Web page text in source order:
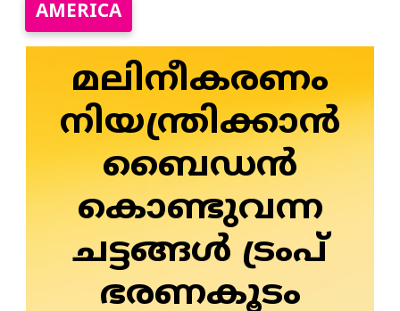
AMERICA
മലിനീകരണം
നിയന്ത്രിക്കാൻ
ബൈഡൻ
കൊണ്ടുവന്ന
ചട്ടങ്ങൾ ട്രംപ്
ഭരണകൂടം